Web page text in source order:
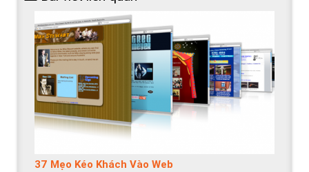
37 Mẹo Kéo Khách Vào Web